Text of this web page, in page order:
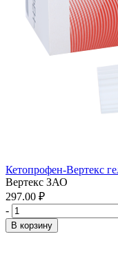
Кетопрофен-Вертекс
Вертекс ЗАО
297.00 ₽
-
В корзину